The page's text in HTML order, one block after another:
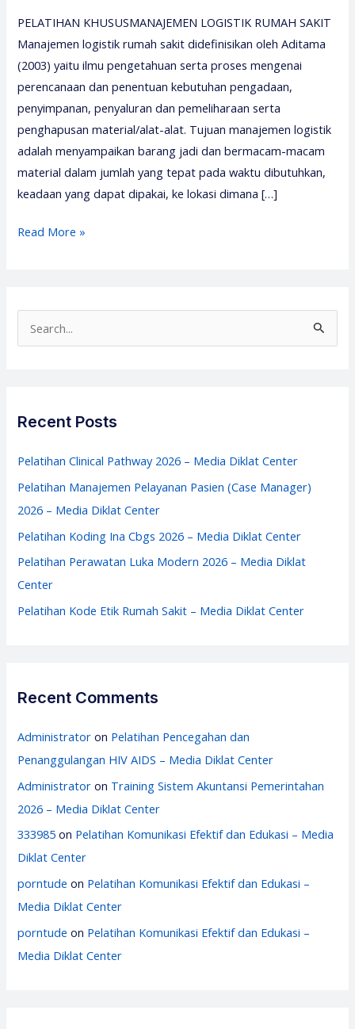
PELATIHAN KHUSUSMANAJEMEN LOGISTIK RUMAH SAKIT
Manajemen logistik rumah sakit didefinisikan oleh Aditama
(2003) yaitu ilmu pengetahuan serta proses mengenai
perencanaan dan penentuan kebutuhan pengadaan,
penyimpanan, penyaluran dan pemeliharaan serta
penghapusan material/alat-alat. Tujuan manajemen logistik
adalah menyampaikan barang jadi dan bermacam-macam
material dalam jumlah yang tepat pada waktu dibutuhkan,
keadaan yang dapat dipakai, ke lokasi dimana […]
Pelatihan
Read More »
e
c
f
o
r
Recent Posts
Pelatihan Clinical Pathway 2026 – Media Diklat Center
Pelatihan Manajemen Pelayanan Pasien (Case Manager)
2026 – Media Diklat Center
Pelatihan Koding Ina Cbgs 2026 – Media Diklat Center
Pelatihan Perawatan Luka Modern 2026 – Media Diklat
Center
Pelatihan Kode Etik Rumah Sakit – Media Diklat Center
Recent Comments
Administrator on Pelatihan Pencegahan dan
Penanggulangan HIV AIDS – Media Diklat Center
Administrator on Training Sistem Akuntansi Pemerintahan
2026 – Media Diklat Center
333985 on Pelatihan Komunikasi Efektif dan Edukasi – Media
Diklat Center
porntude on Pelatihan Komunikasi Efektif dan Edukasi –
Media Diklat Center
porntude on Pelatihan Komunikasi Efektif dan Edukasi –
Media Diklat Center